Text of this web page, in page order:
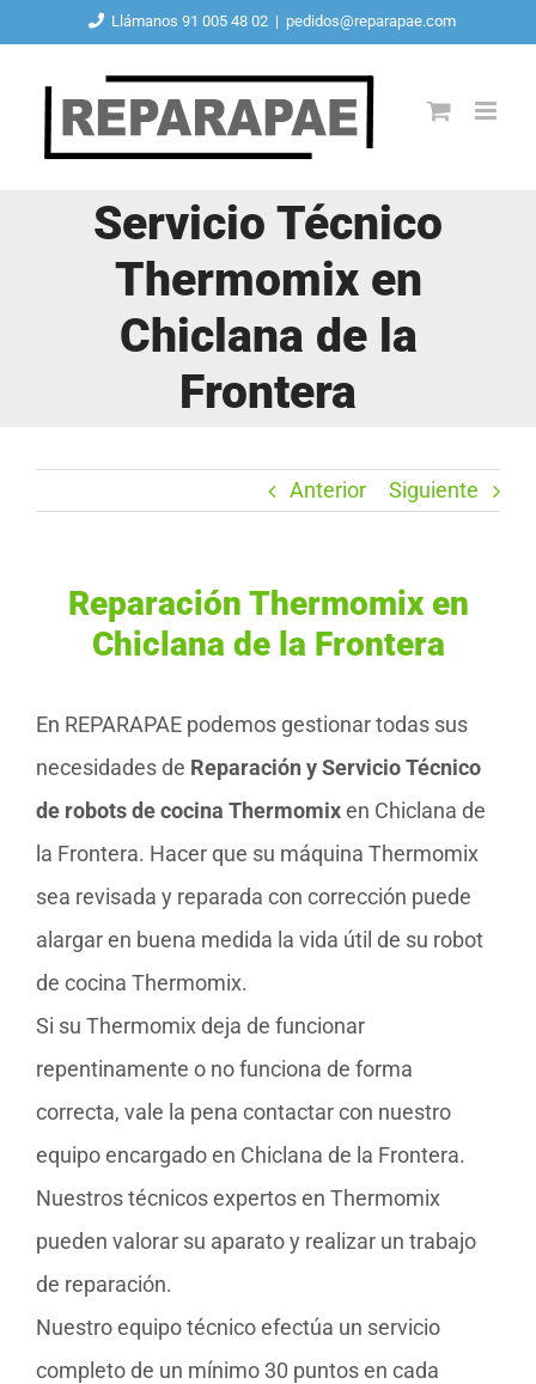
contenido
Llámanos 91 005 48 02 | pedidos@reparapae.com
Servicio Técnico
Thermomix en
Chiclana de la
Frontera
Anterior Siguiente
Reparación Thermomix en
Chiclana de la Frontera
En REPARAPAE podemos gestionar todas sus
necesidades de Reparación y Servicio Técnico
de robots de cocina Thermomixen Chiclana de
la Frontera. Hacer que su máquina Thermomix
sea revisada y reparada con corrección puede
alargar en buena medida la vida útil de su robot
de cocina Thermomix.
Si su Thermomix deja de funcionar
repentinamente o no funciona de forma
correcta, vale la pena contactar con nuestro
equipo encargado en Chiclana de la Frontera.
Nuestros técnicos expertos en Thermomix
pueden valorar su aparato y realizar un trabajo
de reparación.
Nuestro equipo técnico efectúa un servicio
completo de un mínimo 30 puntos en cada